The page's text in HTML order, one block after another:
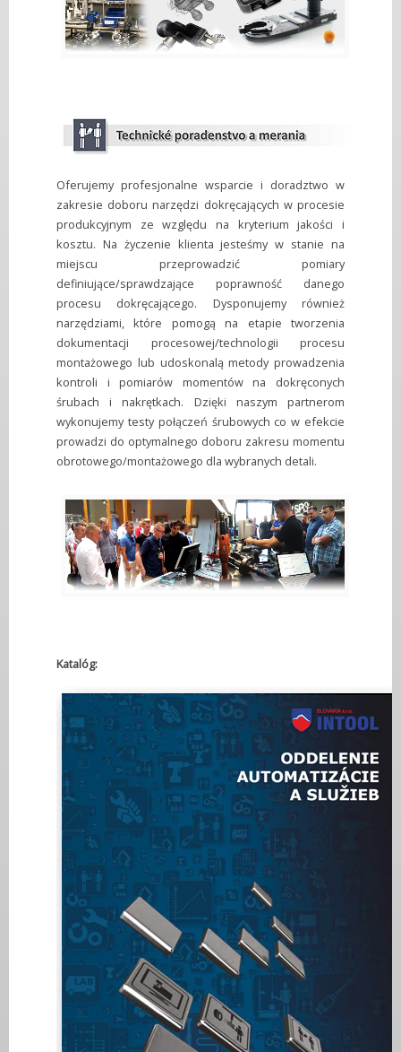
Oferujemy profesjonalne wsparcie i doradztwo w
zakresie doboru narzędzi dokręcających w procesie
produkcyjnym ze względu na kryterium jakości i
kosztu. Na życzenie klienta jesteśmy w stanie na
miejscu przeprowadzić pomiary
definiujące/sprawdzające poprawność danego
procesu dokręcającego. Dysponujemy również
narzędziami, które pomogą na etapie tworzenia
dokumentacji procesowej/technologii procesu
montażowego lub udoskonalą metody prowadzenia
kontroli i pomiarów momentów na dokręconych
śrubach i nakrętkach. Dzięki naszym partnerom
wykonujemy testy połączeń śrubowych co w efekcie
prowadzi do optymalnego doboru zakresu momentu
obrotowego/montażowego dla wybranych detali.
Katalóg: